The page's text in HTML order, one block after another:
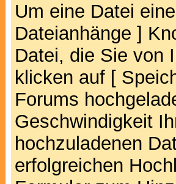
Um eine Datei
Dateianhänge ]
Datei, die Sie von
klicken auf [
Forums
Geschwindigkeit
hochzuladenen
erfolgreichen